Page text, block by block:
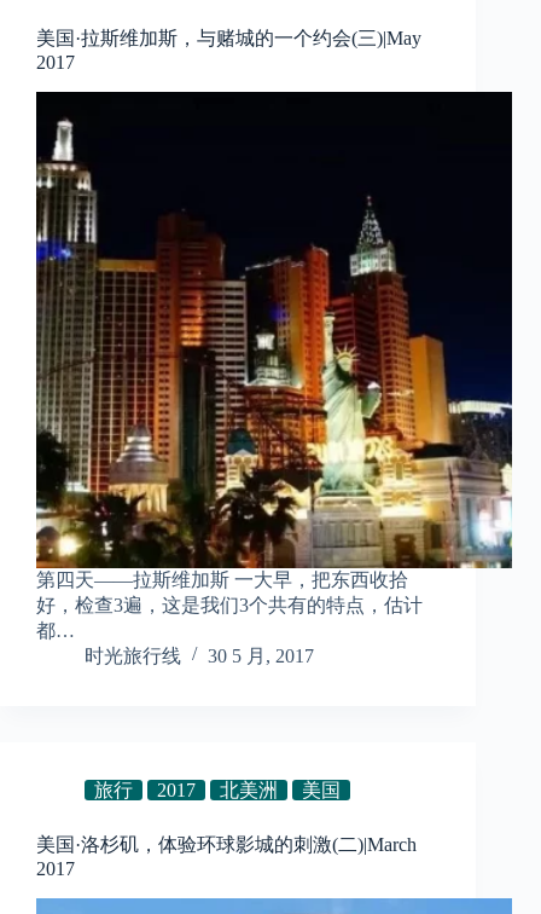
美国·拉斯维加斯，与赌城的一个约会(三)|May
2017
第四天——拉斯维加斯 一大早，把东西收拾
好，检查3遍，这是我们3个共有的特点，估计
都…
时光旅行线
30 5 月, 2017
旅行 2017 北美洲 美国
美国·洛杉矶，体验环球影城的刺激(二)|March
2017